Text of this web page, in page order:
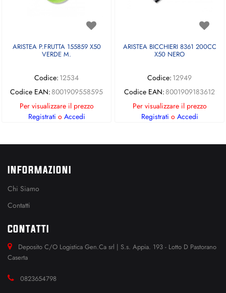
ARISTEA P.FRUTTA 155859 X50
VERDE M.
Codice: 12534
Codice EAN: 8001909558595
Per visualizzare il prezzo
Registrati o Accedi
ARISTEA BICCHIERI 8361 200CC
X50 NERO
Codice: 12949
Codice EAN: 8001909183612
Per visualizzare il prezzo
Registrati o Accedi
INFORMAZIONI
Chi Siamo
Contatti
CONTATTI
Deposito C/O Logistica Gen.Ca srl | S.s. Appia. 193 - Lotto D Pastorano
Caserta
0823654798